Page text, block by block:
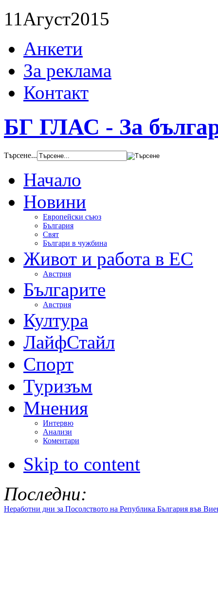
11Агуст2015
Анкети
За реклама
Контакт
БГ ГЛАС - За
Търсене...
Начало
Новини
Европейски съюз
България
Свят
Българи в чужбина
Живот и работа в ЕС
Австрия
Българите
Австрия
Култура
ЛайфСтайл
Спорт
Туризъм
Мнения
Интервю
Анализи
Коментари
Skip to content
Последни:
Неработни дни за Посолството на Република България във